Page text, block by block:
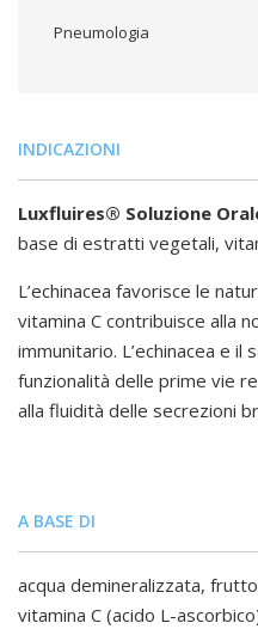
Pneumologia
INDICAZIONI
Luxfluires® Soluzione
base di estratti vegetali,
L’echinacea favorisce le
vitamina C contribuisce alla
immunitario. L’echinacea e il
funzionalità delle prime vie
alla fluidità delle secrezioni
A BASE DI
acqua demineralizzata,
vitamina C (acido L-